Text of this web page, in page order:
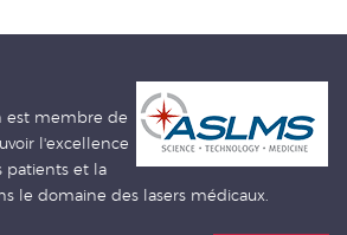
est membre de
l'excellence
patients et la
le domaine des lasers médicaux.